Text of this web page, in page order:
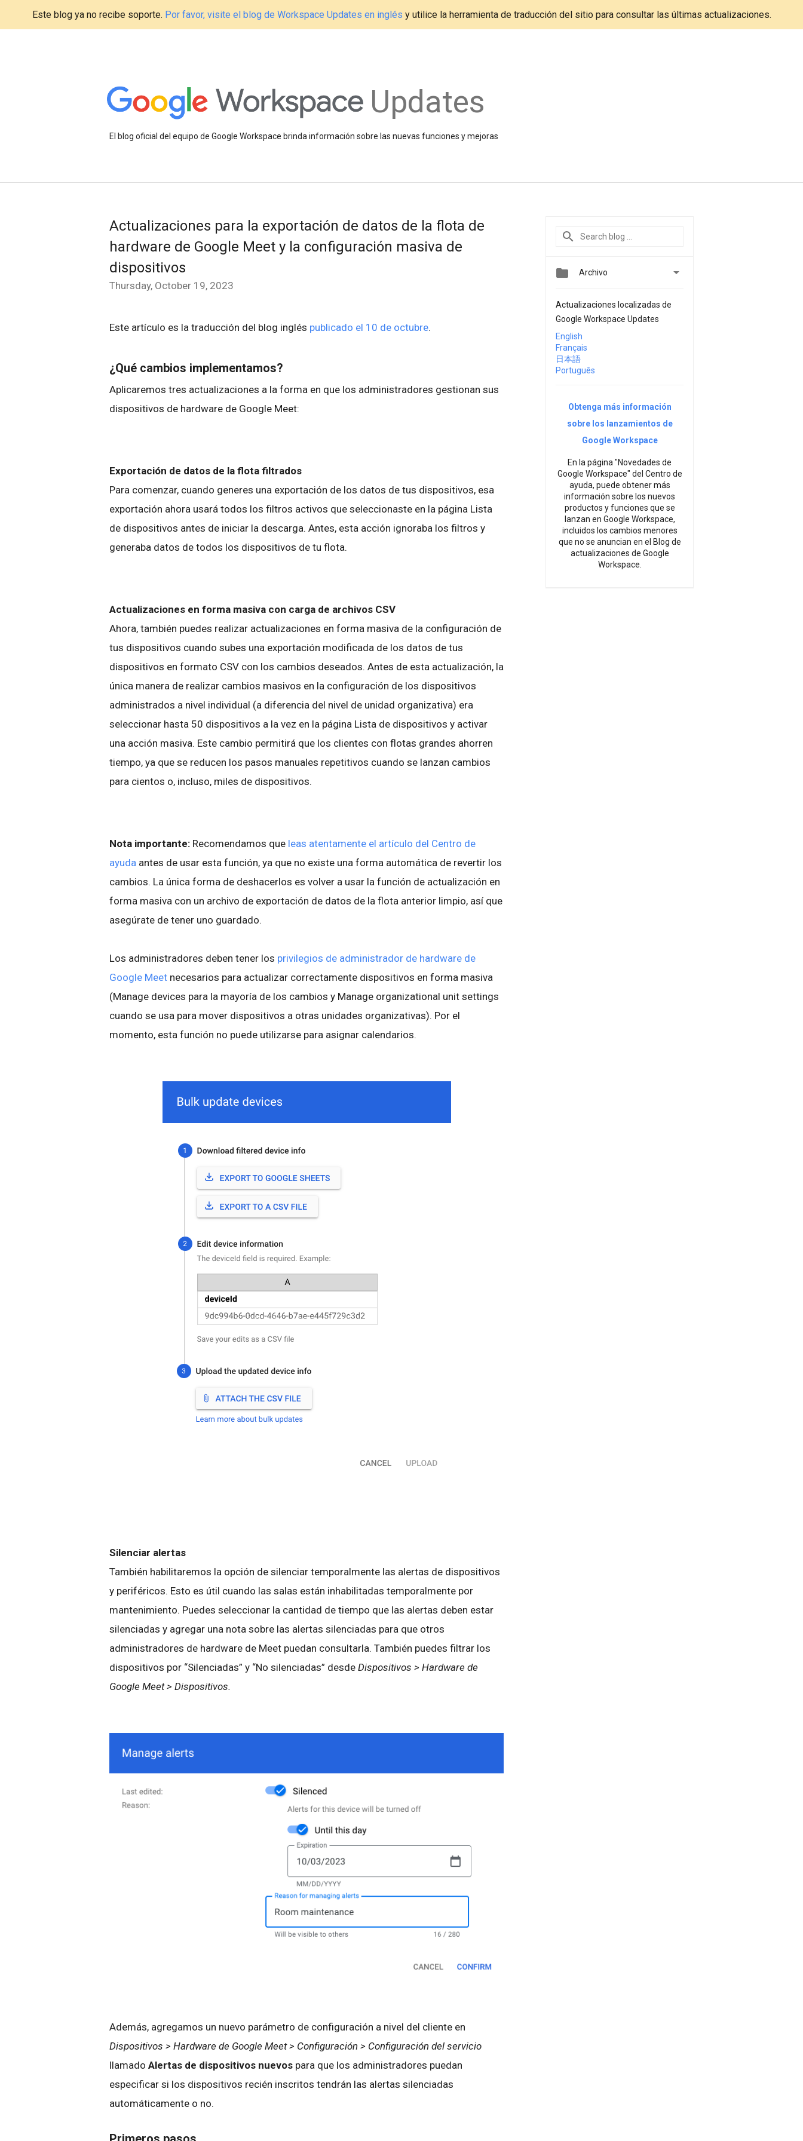
Este blog ya no recibe soporte. Por favor, visite el blog de Workspace Updates en inglés y utilice la herramienta de traducción del sitio para consultar las últimas actualizaciones.
Updates
El blog oficial del equipo de Google Workspace brinda información sobre las nuevas funciones y mejoras
Actualizaciones para la exportación de datos de la flota de
hardware de Google Meet y la configuración masiva de
dispositivos
Thursday, October 19, 2023
Este artículo es la traducción del blog inglés publicado el 10 de octubre.
¿Qué cambios implementamos?
Aplicaremos tres actualizaciones a la forma en que los administradores gestionan sus
dispositivos de hardware de Google Meet:
Exportación de datos de la flota filtrados
Para comenzar, cuando generes una exportación de los datos de tus dispositivos, esa
exportación ahora usará todos los filtros activos que seleccionaste en la página Lista
de dispositivos antes de iniciar la descarga. Antes, esta acción ignoraba los filtros y
generaba datos de todos los dispositivos de tu flota.
Actualizaciones en forma masiva con carga de archivos CSV
Ahora, también puedes realizar actualizaciones en forma masiva de la configuración de
tus dispositivos cuando subes una exportación modificada de los datos de tus
dispositivos en formato CSV con los cambios deseados. Antes de esta actualización, la
única manera de realizar cambios masivos en la configuración de los dispositivos
administrados a nivel individual (a diferencia del nivel de unidad organizativa) era
seleccionar hasta 50 dispositivos a la vez en la página Lista de dispositivos y activar
una acción masiva. Este cambio permitirá que los clientes con flotas grandes ahorren
tiempo, ya que se reducen los pasos manuales repetitivos cuando se lanzan cambios
para cientos o, incluso, miles de dispositivos.
Nota importante: Recomendamos que leas atentamente el artículo del Centro de
ayuda antes de usar esta función, ya que no existe una forma automática de revertir los
cambios. La única forma de deshacerlos es volver a usar la función de actualización en
forma masiva con un archivo de exportación de datos de la flota anterior limpio, así que
asegúrate de tener uno guardado.
Los administradores deben tener los privilegios de administrador de hardware de
Google Meet necesarios para actualizar correctamente dispositivos en forma masiva
(Manage devices para la mayoría de los cambios y Manage organizational unit settings
cuando se usa para mover dispositivos a otras unidades organizativas). Por el
momento, esta función no puede utilizarse para asignar calendarios.
Silenciar alertas
También habilitaremos la opción de silenciar temporalmente las alertas de dispositivos
y periféricos. Esto es útil cuando las salas están inhabilitadas temporalmente por
mantenimiento. Puedes seleccionar la cantidad de tiempo que las alertas deben estar
silenciadas y agregar una nota sobre las alertas silenciadas para que otros
administradores de hardware de Meet puedan consultarla. También puedes filtrar los
dispositivos por “Silenciadas” y “No silenciadas” desde Dispositivos > Hardware de
Google Meet > Dispositivos.
Además, agregamos un nuevo parámetro de configuración a nivel del cliente en
Dispositivos > Hardware de Google Meet > Configuración > Configuración del servicio
llamado Alertas de dispositivos nuevos para que los administradores puedan
especificar si los dispositivos recién inscritos tendrán las alertas silenciadas
automáticamente o no.
 Archivo 
Actualizaciones localizadas de
Google Workspace Updates
English
Français
日本語
Português
Obtenga más información
sobre los lanzamientos de
Google Workspace
En la página "Novedades de
Google Workspace" del Centro de
ayuda, puede obtener más
información sobre los nuevos
productos y funciones que se
lanzan en Google Workspace,
incluidos los cambios menores
que no se anuncian en el Blog de
actualizaciones de Google
Workspace.